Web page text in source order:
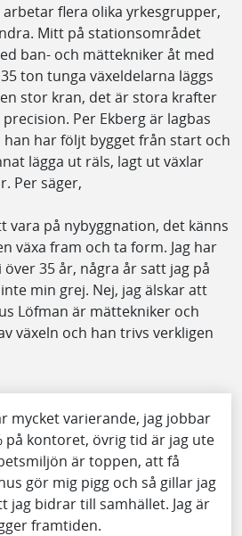
flera olika yrkesgrupper,
Mitt på stationsområdet
ban- och mättekniker åt med
ton tunga växeldelarna läggs
stor kran, det är stora krafter
Per Ekberg är lagbas
han har följt bygget från start och
lägga ut räls, lagt ut växlar
Per säger,
vara på nybyggnation, det känns
växa fram och ta form. Jag har
35 år, några år satt jag på
min grej. Nej, jag älskar att
Löfman är mättekniker och
växeln och han trivs verkligen
mycket varierande, jag jobbar
på kontoret, övrig tid är jag ute
är toppen, att få
gör mig pigg och så gillar jag
jag bidrar till samhället. Jag är
framtiden.